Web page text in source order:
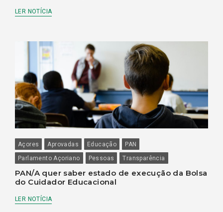
LER NOTÍCIA
Açores Aprovadas Educação
PAN
Parlamento Açoriano
Pessoas Transparência
PAN/A quer saber estado de execução da Bolsa
do Cuidador Educacional
LER NOTÍCIA